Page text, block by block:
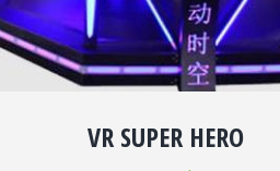
VR SUPER HERO